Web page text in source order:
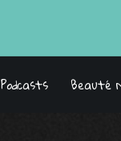
Podcasts Beauté